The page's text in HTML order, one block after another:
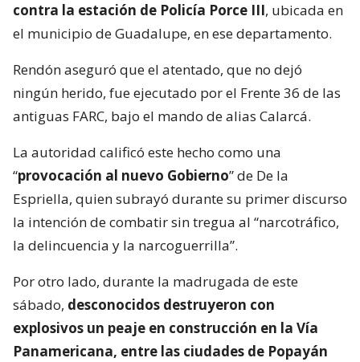
contra la estación de Policía Porce III, ubicada en
el municipio de Guadalupe, en ese departamento.
Rendón aseguró que el atentado, que no dejó
ningún herido, fue ejecutado por el Frente 36 de las
antiguas FARC, bajo el mando de alias Calarcá.
La autoridad calificó este hecho como una
“provocación al nuevo Gobierno” de De la
Espriella, quien subrayó durante su primer discurso
la intención de combatir sin tregua al “narcotráfico,
la delincuencia y la narcoguerrilla”.
Por otro lado, durante la madrugada de este
sábado, desconocidos destruyeron con
explosivos un peaje en construcción en la Vía
Panamericana, entre las ciudades de Popayán